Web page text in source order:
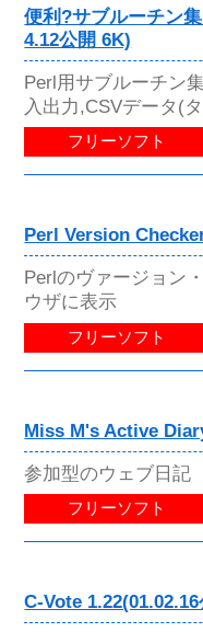
便利?サブルーチン
4.12公開 6K)
Perl用サブルーチン
入出力,CSVデータ(
フリーソフト
Perl Version
Perlのヴァージョン
ウザに表示
フリーソフト
Miss M's Active
参加型のウェブ日記
フリーソフト
C-Vote